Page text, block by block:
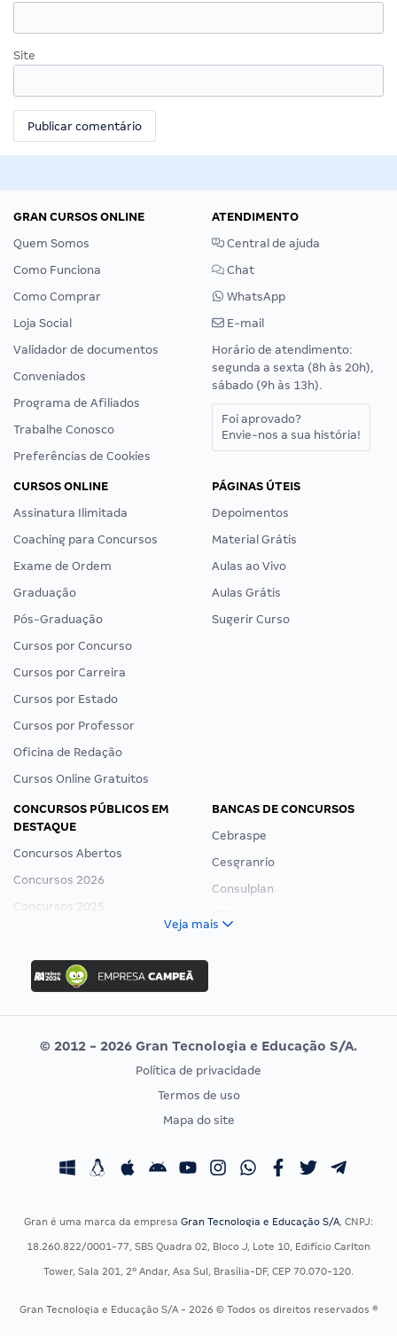
Site
GRAN CURSOS ONLINE
Quem Somos
Como Funciona
Como Comprar
Loja Social
Validador de documentos
Conveniados
Programa de Afiliados
Trabalhe Conosco
Preferências de Cookies
ATENDIMENTO
Central de ajuda
Chat
WhatsApp
E-mail
Horário de atendimento:
segunda a sexta (8h às 20h),
sábado (9h às 13h).
Foi aprovado?
Envie-nos a sua história!
CURSOS ONLINE
Assinatura Ilimitada
Coaching para Concursos
Exame de Ordem
Graduação
Pós-Graduação
Cursos por Concurso
Cursos por Carreira
Cursos por Estado
Cursos por Professor
Oficina de Redação
Cursos Online Gratuitos
PÁGINAS ÚTEIS
Depoimentos
Material Grátis
Aulas ao Vivo
Aulas Grátis
Sugerir Curso
CONCURSOS PÚBLICOS EM
DESTAQUE
Concursos Abertos
Concursos 2026
Concursos 2025
Concurso Ibama
Concurso MPU
Editais publicados
BANCAS DE CONCURSOS
Cebraspe
Cesgranrio
Consulplan
Vunesp
CONCURSOS POR PROFISSÃO
Concursos Fiscais
Residência Multiprofissional
EXAME DE ORDEM
Calendário OAB
Veja mais
© 2012 - 2026 Gran Tecnologia e Educação S/A.
Política de privacidade
Termos de uso
Mapa do site
Gran é uma marca da empresa Gran Tecnologia e Educação S/A, CNPJ:
18.260.822/0001-77, SBS Quadra 02, Bloco J, Lote 10, Edifício Carlton
Tower, Sala 201, 2º Andar, Asa Sul, Brasília-DF, CEP 70.070-120.
Gran Tecnologia e Educação S/A - 2026 © Todos os direitos reservados ®